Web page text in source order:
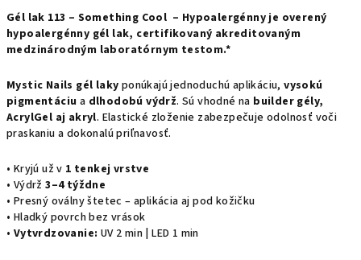
Gél lak 113 – Something Cool – Hypoalergénny je overený
hypoalergénny gél lak, certifikovaný akreditovaným
medzinárodným laboratórnym testom.*
Mystic Nails gél laky ponúkajú jednoduchú aplikáciu,vysokú
pigmentáciu a dlhodobú výdrž. Sú vhodné na builder gély,
AcrylGel aj akryl. Elastické zloženie zabezpečuje odolnosť voči
praskaniu a dokonalú priľnavosť.
• Kryjú už v 1 tenkej vrstve
• Výdrž3–4 týždne
• Presný oválny štetec – aplikácia aj pod kožičku
• Hladký povrch bez vrások
• Vytvrdzovanie: UV 2 min | LED 1 min